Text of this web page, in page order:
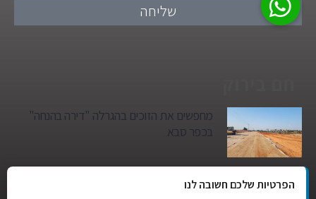
שליחה
מחפשים את הזוכים בהגרלה "דירה בהנחה"
בכפר סבא
גן הילדים של מרים סיטי יהפוך למגדל מגורים:
סגירת מעגל היסטורית במגדיאל
הפרטיות שלכם חשובה לנו